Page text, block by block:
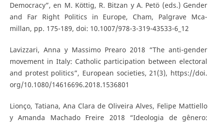
Democracy”, en M. Köttig, R. Bitzan y A. Petö (eds.) Gender
and Far Right Politics in Europe, Cham, Palgrave Mca-
millan, pp. 175-189, doi: 10.1007/978-3-319-43533-6_12
Lavizzari, Anna y Massimo Prearo 2018 “The anti-gender
movement in Italy: Catholic participation between electoral
and protest politics”, European societies, 21(3), https://doi.
org/10.1080/14616696.2018.1536801
Lionço, Tatiana, Ana Clara de Oliveira Alves, Felipe Mattiello
y Amanda Machado Freire 2018 “Ideologia de gênero: